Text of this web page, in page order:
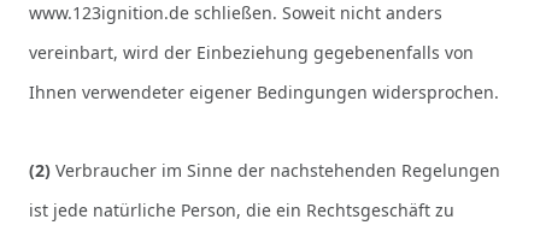
www.123ignition.de schließen. Soweit nicht anders
vereinbart, wird der Einbeziehung gegebenenfalls von
Ihnen verwendeter eigener Bedingungen widersprochen.
(2) Verbraucher im Sinne der nachstehenden Regelungen
ist jede natürliche Person, die ein Rechtsgeschäft zu